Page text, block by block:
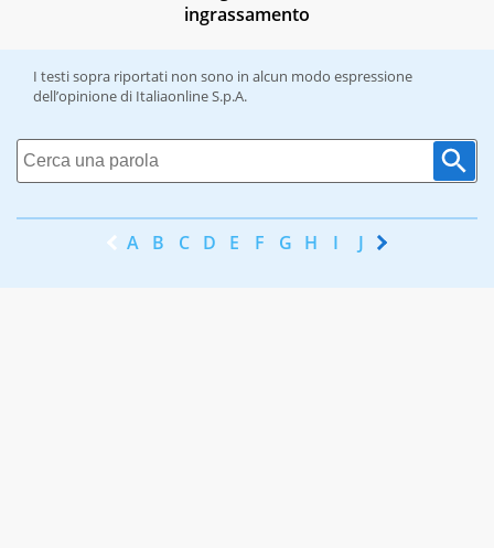
ingrassamento
I testi sopra riportati non sono in alcun modo espressione
dell’opinione di Italiaonline S.p.A.
A B C D E F G H I J K